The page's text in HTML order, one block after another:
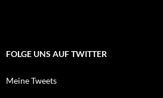
FOLGE UNS AUF TWITTER
Meine Tweets